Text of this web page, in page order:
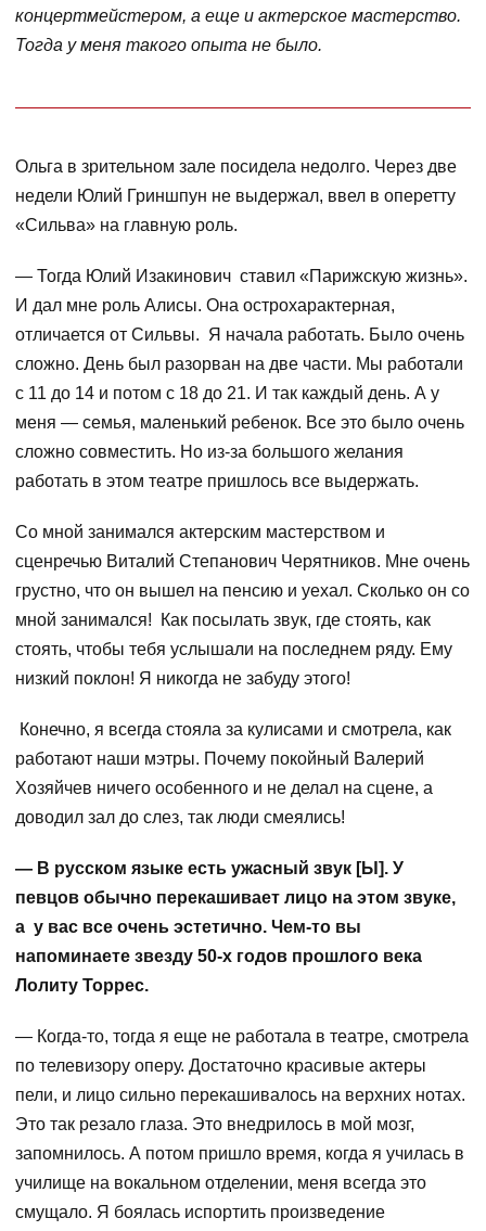
концертмейстером, а еще и актерское мастерство.
Тогда у меня такого опыта не было.
Ольга в зрительном зале посидела недолго. Через две
недели Юлий Гриншпун не выдержал, ввел в оперетту
«Сильва» на главную роль.
— Тогда Юлий Изакинович ставил «Парижскую жизнь».
И дал мне роль Алисы. Она острохарактерная,
отличается от Сильвы. Я начала работать. Было очень
сложно. День был разорван на две части. Мы работали
с 11 до 14 и потом с 18 до 21. И так каждый день. А у
меня — семья, маленький ребенок. Все это было очень
сложно совместить. Но из-за большого желания
работать в этом театре пришлось все выдержать.
Со мной занимался актерским мастерством и
сценречью Виталий Степанович Черятников. Мне очень
грустно, что он вышел на пенсию и уехал. Сколько он со
мной занимался! Как посылать звук, где стоять, как
стоять, чтобы тебя услышали на последнем ряду. Ему
низкий поклон! Я никогда не забуду этого!
Конечно, я всегда стояла за кулисами и смотрела, как
работают наши мэтры. Почему покойный Валерий
Хозяйчев ничего особенного и не делал на сцене, а
доводил зал до слез, так люди смеялись!
— В русском языке есть ужасный звук [Ы]. У
певцов обычно перекашивает лицо на этом звуке,
а у вас все очень эстетично. Чем-то вы
напоминаете звезду 50-х годов прошлого века
Лолиту Торрес.
— Когда-то, тогда я еще не работала в театре, смотрела
по телевизору оперу. Достаточно красивые актеры
пели, и лицо сильно перекашивалось на верхних нотах.
Это так резало глаза. Это внедрилось в мой мозг,
запомнилось. А потом пришло время, когда я училась в
училище на вокальном отделении, меня всегда это
смущало. Я боялась испортить произведение